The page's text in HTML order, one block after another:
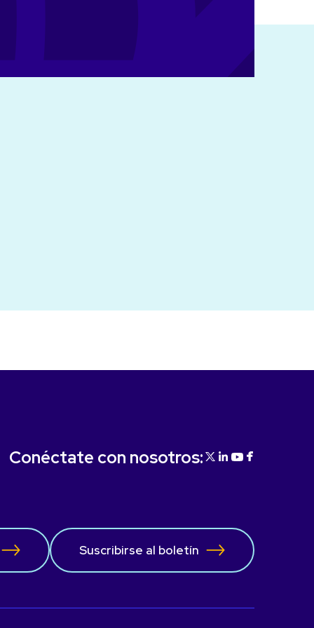
Suscribirse al boletín
Conéctate con nosotros: